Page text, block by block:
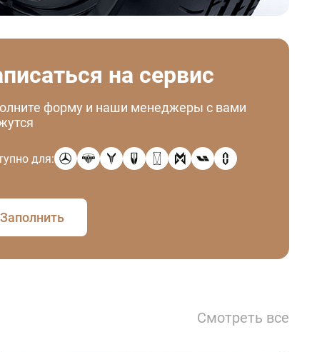
на сервис
форму и наши менеджеры с вами
для:
Заполнить
Смотреть все